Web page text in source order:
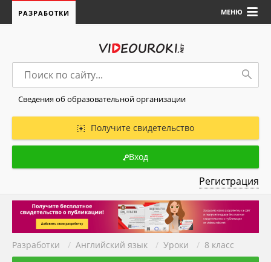
МЕНЮ
РАЗРАБОТКИ
Сведения об образовательной организации
Получите свидетельство
Вход
Регистрация
Разработки / Английский язык / Уроки / 8 класс